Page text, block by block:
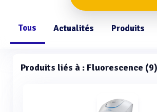
Tous Actualités Produits
Produits liés à : Fluorescence (9)